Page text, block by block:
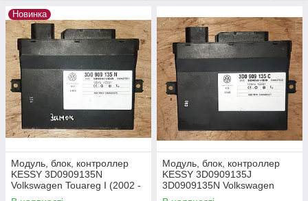
Новинка
Модуль, блок, контроллер
KESSY 3D0909135N
Volkswagen Touareg I (2002 -
2010 г.в.)
Модуль, блок, контроллер
KESSY 3D0909135J
3D0909135N Volkswagen
Touareg I (2002 - 2010 г.в.)